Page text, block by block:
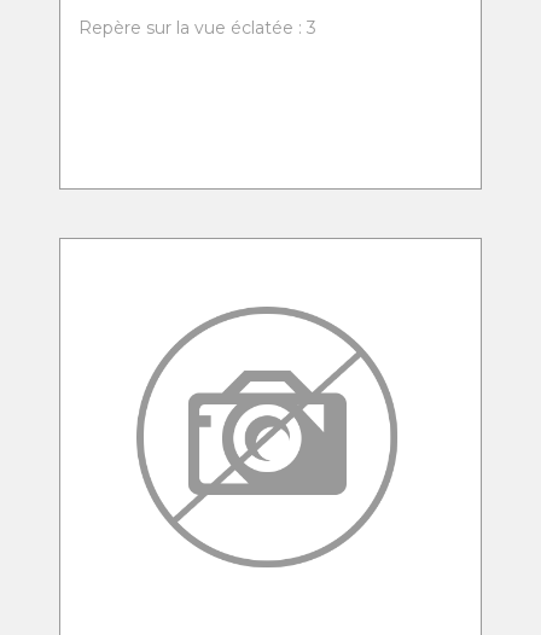
Repère sur la vue éclatée : 3